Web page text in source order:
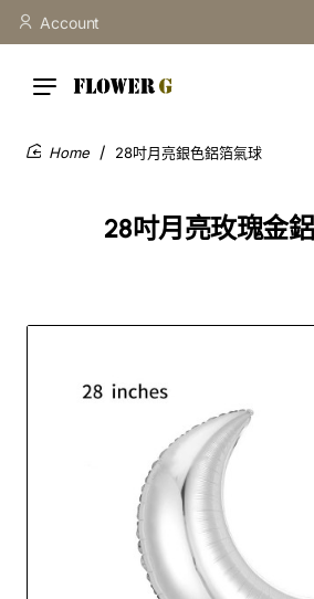
Account
28吋月亮玫瑰金
28吋月亮銀色鋁箔氣球